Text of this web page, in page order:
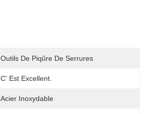
Outils De Piqûre De Serrures
C' Est Excellent.
Acier Inoxydable